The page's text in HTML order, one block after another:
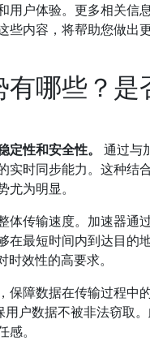
户体验。更多相关信
内容，将帮助您做出
哪些？是
性和安全性。
通过与
时同步能力。这种结
为明显。
体传输速度。加速器通
在最短时间内到达目的
效性的高要求。
障数据在传输过程中
户数据不被非法窃取
。